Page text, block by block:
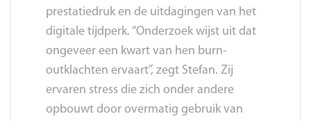
prestatiedruk en de uitdagingen van het
digitale tijdperk. “Onderzoek wijst uit dat
ongeveer een kwart van hen burn-
outklachten ervaart”, zegt Stefan. Zij
ervaren stress die zich onder andere
opbouwt door overmatig gebruik van